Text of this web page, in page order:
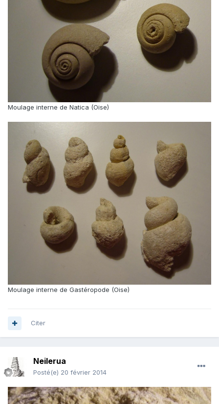
Moulage interne de Natica (Oise)
Moulage interne de Gastéropode (Oise)
Citer
Neilerua
Posté(e) 20 février 2014